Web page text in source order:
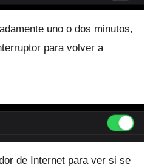
uno o dos minutos,
para volver a
de Internet para ver si se